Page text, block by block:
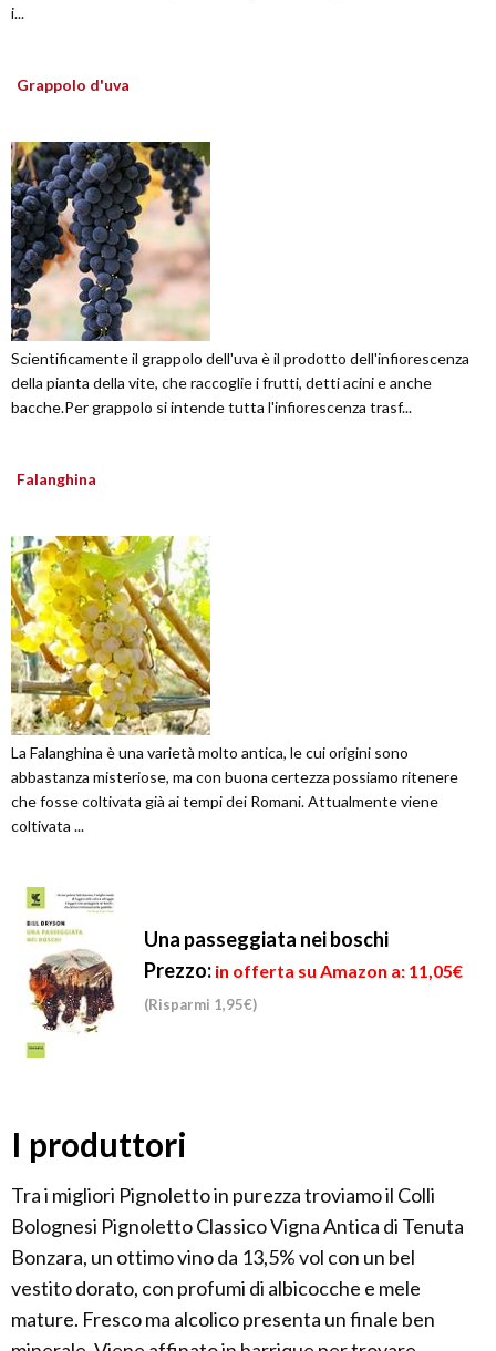
i...
Grappolo d'uva
Scientificamente il grappolo dell'uva è il prodotto dell'infiorescenza
della pianta della vite, che raccoglie i frutti, detti acini e anche
bacche.Per grappolo si intende tutta l'infiorescenza trasf...
Falanghina
La Falanghina è una varietà molto antica, le cui origini sono
abbastanza misteriose, ma con buona certezza possiamo ritenere
che fosse coltivata già ai tempi dei Romani. Attualmente viene
coltivata ...
Una passeggiata nei boschi
Prezzo: in offerta su Amazon a: 11,05€
(Risparmi 1,95€)
I produttori
Tra i migliori Pignoletto in purezza troviamo il Colli
Bolognesi Pignoletto Classico Vigna Antica di Tenuta
Bonzara, un ottimo vino da 13,5% vol con un bel
vestito dorato, con profumi di albicocche e mele
mature. Fresco ma alcolico presenta un finale ben